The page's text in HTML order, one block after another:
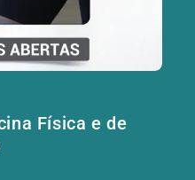
Física e de